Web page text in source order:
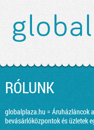
RÓLUNK
globalplaza.hu = Áruházláncok
bevásárlóközpontok és üzletek